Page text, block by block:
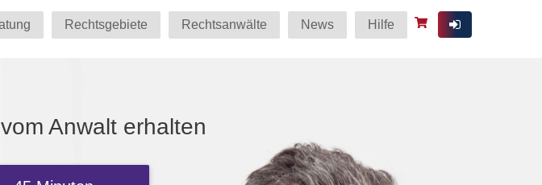
Rechtsgebiete Rechtsanwälte News Hilfe
Anwalt erhalten